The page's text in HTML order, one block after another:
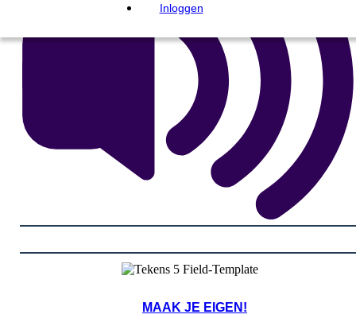
Inloggen
MAAK JE EIGEN!